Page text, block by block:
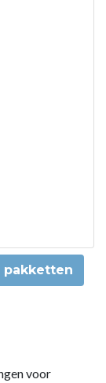
pakketten
voor